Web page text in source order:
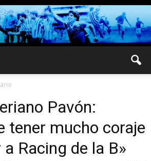
Pavón:
tener mucho coraje
Racing de la B»